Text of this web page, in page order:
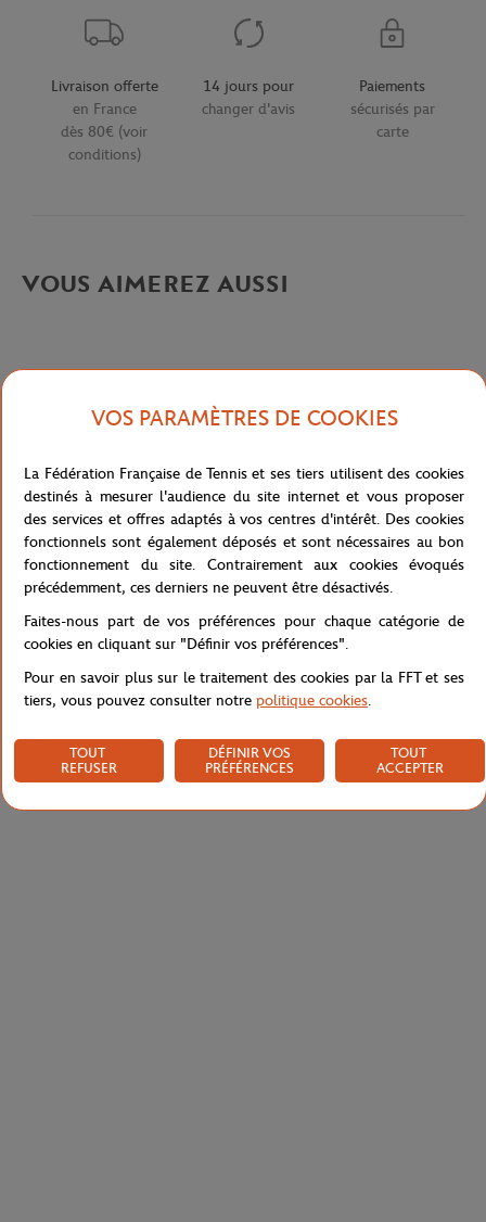
Livraison offerte
en France
dès 80€ (voir
conditions)
14 jours pour
changer d'avis
Paiements
sécurisés par
carte
VOUS AIMEREZ AUSSI
Caractéristiques
Livraison et retours
VOS PARAMÈTRES DE COOKIES
La Fédération Française de Tennis et ses tiers utilisent des cookies
destinés à mesurer l'audience du site internet et vous proposer
des services et offres adaptés à vos centres d'intérêt. Des cookies
fonctionnels sont également déposés et sont nécessaires au bon
fonctionnement du site. Contrairement aux cookies évoqués
précédemment, ces derniers ne peuvent être désactivés.
Faites-nous part de vos préférences pour chaque catégorie de
cookies en cliquant sur "Définir vos préférences".
Pour en savoir plus sur le traitement des cookies par la FFT et ses
tiers, vous pouvez consulter notre politique cookies.
TOUT
REFUSER
DÉFINIR VOS
PRÉFÉRENCES
TOUT
ACCEPTER